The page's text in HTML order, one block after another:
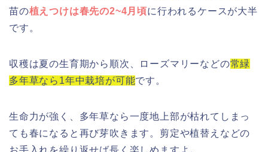
苗の植えつけは春先の2~4月頃に行われるケースが大半
です。
収穫は夏の生育期から順次、ローズマリーなどの常緑
多年草なら1年中栽培が可能です。
生命力が強く、多年草なら一度地上部が枯れてしまっ
ても春になると再び芽吹きます。剪定や植替えなどの
お手入れを繰り返せば長く楽しめますよ。